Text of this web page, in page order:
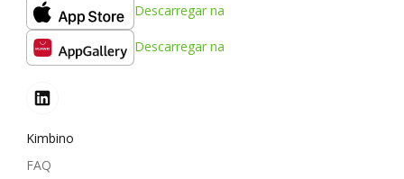
Descarregar na
Descarregar na
Kimbino
FAQ